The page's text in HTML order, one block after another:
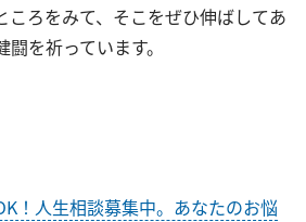
ころをみて、そこをぜひ伸ばしてあ
を祈っています。
！人生相談募集中。あなたのお悩